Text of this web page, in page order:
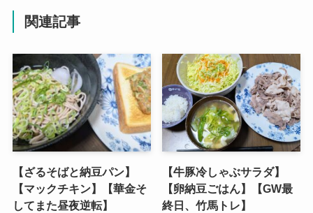
関連記事
【ざるそばと納豆パン】
【マックチキン】【華金そ
してまた昼夜逆転】
【牛豚冷しゃぶサラダ】
【卵納豆ごはん】【GW最
終日、竹馬トレ】